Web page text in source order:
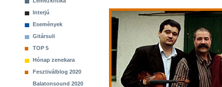
Interjú
Események
Gitársuli
TOP 5
Hónap zenekara
Fesztiválblog 2020
Balatonsound 2020